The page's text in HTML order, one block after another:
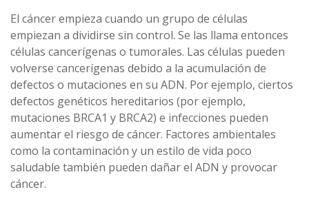
El cáncer empieza cuando un grupo de células
empiezan a dividirse sin control. Se las llama entonces
células cancerígenas o tumorales. Las células pueden
volverse cancerígenas debido a la acumulación de
defectos o mutaciones en su ADN. Por ejemplo, ciertos
defectos genéticos hereditarios (por ejemplo,
mutaciones BRCA1 y BRCA2) e infecciones pueden
aumentar el riesgo de cáncer. Factores ambientales
como la contaminación y un estilo de vida poco
saludable también pueden dañar el ADN y provocar
cáncer.